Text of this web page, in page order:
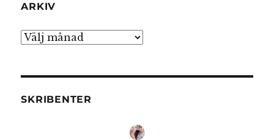
ARKIV
Arkiv
SKRIBENTER